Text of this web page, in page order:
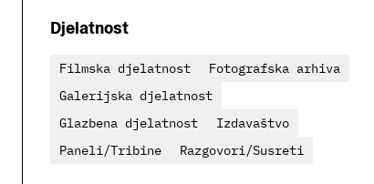
Djelatnost
Filmska djelatnost
Fotografska arhiva
Galerijska djelatnost
Glazbena djelatnost
Izdavaštvo
Paneli/Tribine
Razgovori/Susreti